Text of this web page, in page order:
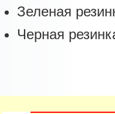
Зеленая
Черная